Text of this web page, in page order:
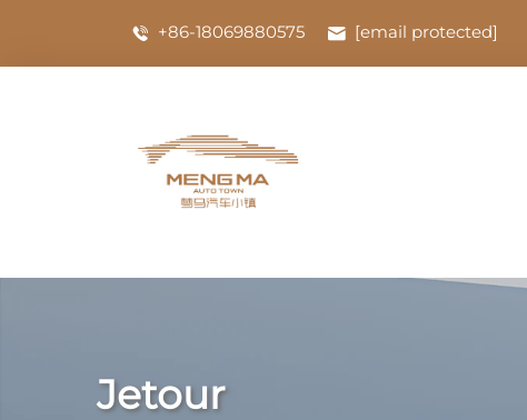
+86-18069880575 [email protected]
Jetour